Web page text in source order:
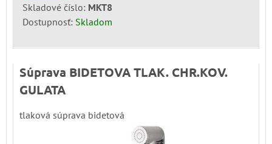
Skladové číslo: MKT8
Dostupnosť: Skladom
Súprava BIDETOVA TLAK. CHR.KOV.
GULATA
tlaková súprava bidetová